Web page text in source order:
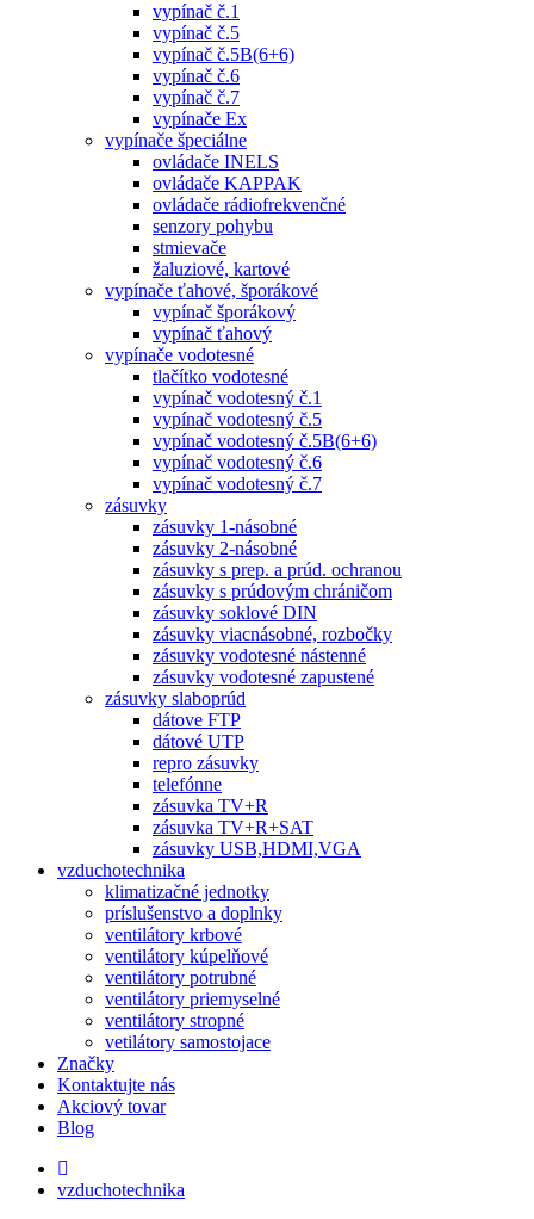
vypínač č.1
vypínač č.5
vypínač č.5B(6+6)
vypínač č.6
vypínač č.7
vypínače Ex
vypínače špeciálne
ovládače INELS
ovládače KAPPAK
ovládače rádiofrekvenčné
senzory pohybu
stmievače
žaluziové, kartové
vypínače ťahové, šporákové
vypínač šporákový
vypínač ťahový
vypínače vodotesné
tlačítko vodotesné
vypínač vodotesný č.1
vypínač vodotesný č.5
vypínač vodotesný č.5B(6+6)
vypínač vodotesný č.6
vypínač vodotesný č.7
zásuvky
zásuvky 1-násobné
zásuvky 2-násobné
zásuvky s prep. a prúd. ochranou
zásuvky s prúdovým chráničom
zásuvky soklové DIN
zásuvky viacnásobné, rozbočky
zásuvky vodotesné nástenné
zásuvky vodotesné zapustené
zásuvky slaboprúd
dátove FTP
dátové UTP
repro zásuvky
telefónne
zásuvka TV+R
zásuvka TV+R+SAT
zásuvky USB,HDMI,VGA
vzduchotechnika
klimatizačné jednotky
príslušenstvo a doplnky
ventilátory krbové
ventilátory kúpelňové
ventilátory potrubné
ventilátory priemyselné
ventilátory stropné
vetilátory samostojace
Značky
Kontaktujte nás
Akciový tovar
Blog
vzduchotechnika